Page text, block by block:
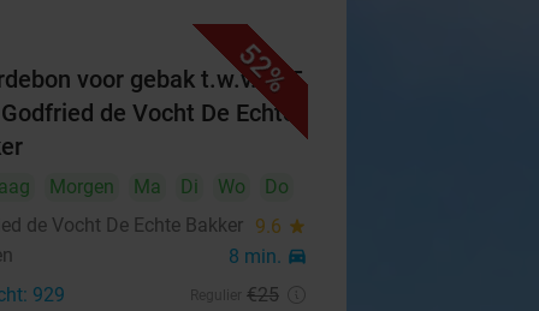
52%
voor gebak t.w.v. €25
de Vocht De Echte
Morgen Ma Di Wo
Do
de Vocht De Echte Bakker 9.6 star
8 min. directions_car
929 €25